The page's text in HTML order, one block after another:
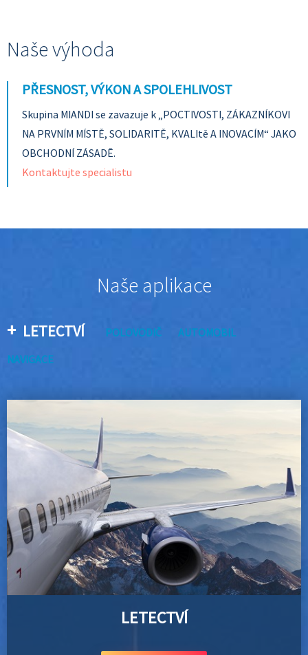
Naše výhoda
PŘESNOST, VÝKON A SPOLEHLIVOST
Skupina MIANDI se zavazuje k „POCTIVOSTI, ZÁKAZNÍKOVI
NA PRVNÍM MÍSTĚ, SOLIDARITĚ, KVALItě A INOVACÍM“ JAKO
OBCHODNÍ ZÁSADĚ.
Kontaktujte specialistu
Naše aplikace
LETECTVÍ POLOVODIČ
AUTOMOBIL
NAVIGACE
LETECTVÍ